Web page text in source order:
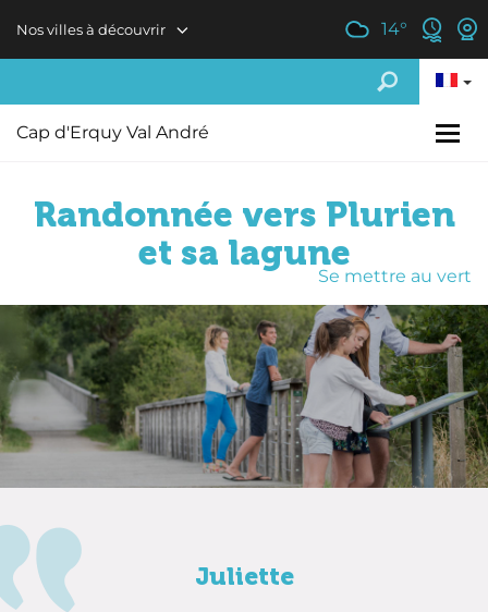
Nos villes à découvrir 14°
Cap d'Erquy Val André
Se mettre au vert
Randonnée vers Plurien
et sa lagune
Juliette